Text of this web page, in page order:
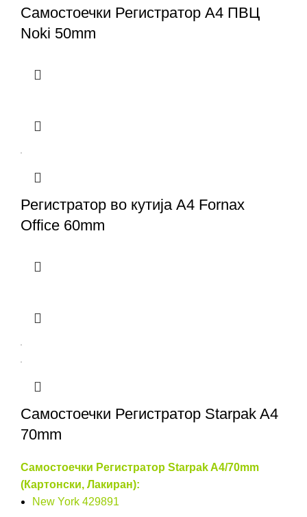
Самостоечки Регистратор A4 ПВЦ
Noki 50mm
Регистратор во кутија A4 Fornax
Office 60mm
Самостоечки Регистратор Starpak A4
70mm
Самостоечки Регистратор Starpak A4/70mm
(Картонски, Лакиран):
New York 429891